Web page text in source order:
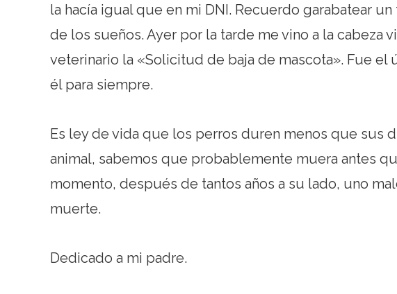
la hacía igual que en mi DNI. Recuerdo garabatear
de los sueños. Ayer por la tarde me vino a la cabeza
veterinario la «Solicitud de baja de mascota». Fue
él para siempre.
Es ley de vida que los perros duren menos que sus
animal, sabemos que probablemente muera antes
momento, después de tantos años a su lado, uno
muerte.
Dedicado a mi padre.